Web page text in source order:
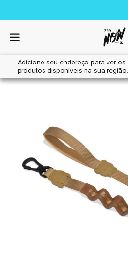
Adicione seu endereço para ver os
produtos disponíveis na sua região.
Home|Cães|Acessórios